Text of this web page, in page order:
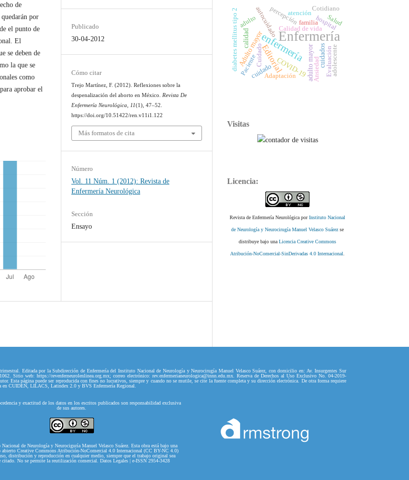
de
por
el punto de
El
se deben de
la que se
como
aprobar el
Publicado
30-04-2012
Cómo citar
Trejo Martínez, F. (2012). Reflexiones sobre la
despenalización del aborto en México. Revista De
Enfermería Neurológica
11(1), 47–52.
https://doi.org/10.51422/ren.v11i1.122
Más formatos de cita
Número
Vol. 11 Núm. 1 (2012): Revista de
Enfermería Neurológica
Sección
Ensayo
Enfermería
enfermería
Editorial
Adulto mayor adulto mayorcuidados
COVID-19
cuidado
calidad Calidad de vida
Cuidado
autocuidado
Paciente
diabetes mellitus tipo 2 hospital
percepción
adulto
Ansiedad
Adaptación Evaluación
atención
Salud
adolescente
Cotidiano
familia
Visitas
Licencia:
Revista de Enfermería Neurológica porInstituto Nacional
de Neurología y Neurocirugía Manuel Velasco Suárez se
distribuye bajo una Licencia Creative Commons
Atribución-NoComercial-SinDerivadas 4.0 Internacional
Editada por la Subdirección de Enfermería del Instituto Nacional de Neurología y Neurocirugía Manuel Velasco Suárez, con domicilio en: Av. Insurgentes Sur
Sitio web: https://revenferneurolenlinea.org.mx; correo electrónico: rev.enfermerianeurologica@innn.edu.mx. Reserva de Derechos al Uso Exclusivo No. 04-2019-
Esta página puede ser reproducida con fines no lucrativos, siempre y cuando no se mutile, se cite la fuente completa y su dirección electrónica. De otra forma requiere
en CUIDEN, LILACS, Latindex 2.0 y BVS Enfermería Regional.
y exactitud de los datos en los escritos publicados son responsabilidad exclusiva
de sus autores.
de Neurología y Neurociguría Manuel Velasco Suárez. Esta obra está bajo una
abierto Creative Commons Atribución-NoComercial 4.0 Internacional (CC BY-NC 4.0)
distribución y reproducción en cualquier medio, siempre que el trabajo original sea
citado. No se permite la reutilización comercial. Datos Legales | e-ISSN 2954-3428